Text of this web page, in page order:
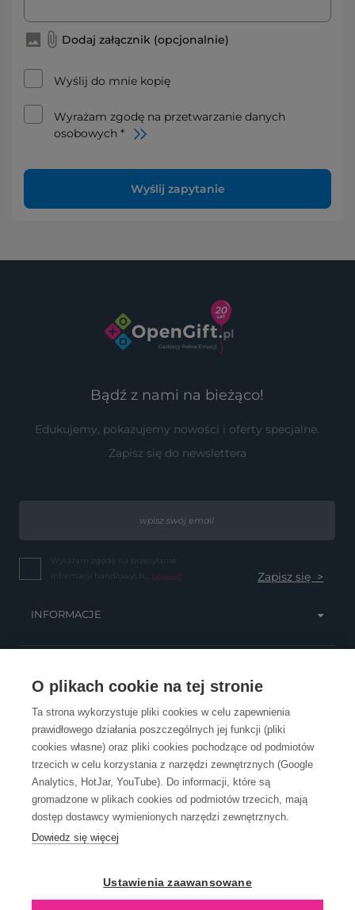
O plikach cookie na tej stronie
Ta strona wykorzystuje pliki cookies w celu zapewnienia
prawidłowego działania poszczególnych jej funkcji (pliki
cookies własne) oraz pliki cookies pochodzące od podmiotów
trzecich w celu korzystania z narzędzi zewnętrznych (Google
Analytics, HotJar, YouTube). Do informacji, które są
gromadzone w plikach cookies od podmiotów trzecich, mają
dostęp dostawcy wymienionych narzędzi zewnętrznych.
Dowiedz się więcej
Ustawienia zaawansowane
Dodaj załącznik (opcjonalnie)
Wyślij do mnie kopię
Wyrażam zgodę na przetwarzanie danych
osobowych *
Wyślij zapytanie
Bądź z nami na bieżąco!
Edukujemy, pokazujemy nowości i oferty specjalne.
Zapisz się do newslettera
Wyrażam zgodę na przesyłanie
informacji handlowych... (więcej)
INFORMACJE
OBSŁUGA KLIENTA
KONTAKT
OpenGift jest częścią ReflectGroup.